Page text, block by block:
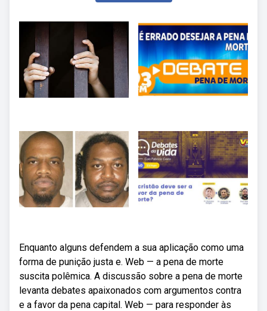
Enquanto alguns defendem a sua aplicação como uma
forma de punição justa e. Web — a pena de morte
suscita polêmica. A discussão sobre a pena de morte
levanta debates apaixonados com argumentos contra
e a favor da pena capital. Web — para responder às